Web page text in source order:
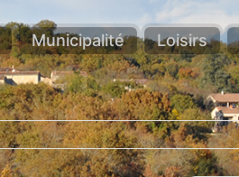
Municipalité Loisirs